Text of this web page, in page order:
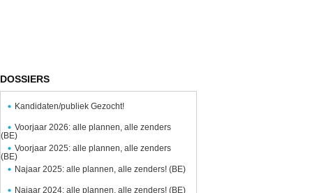
DOSSIERS
Kandidaten/publiek Gezocht!
Voorjaar 2026: alle plannen, alle zenders
(BE)
Voorjaar 2025: alle plannen, alle zenders
(BE)
Najaar 2025: alle plannen, alle zenders! (BE)
Najaar 2024: alle plannen, alle zenders! (BE)